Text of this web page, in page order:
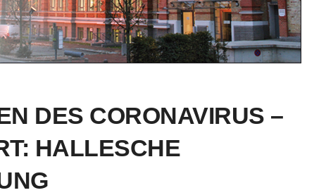
DES CORONAVIRUS –
HALLESCHE